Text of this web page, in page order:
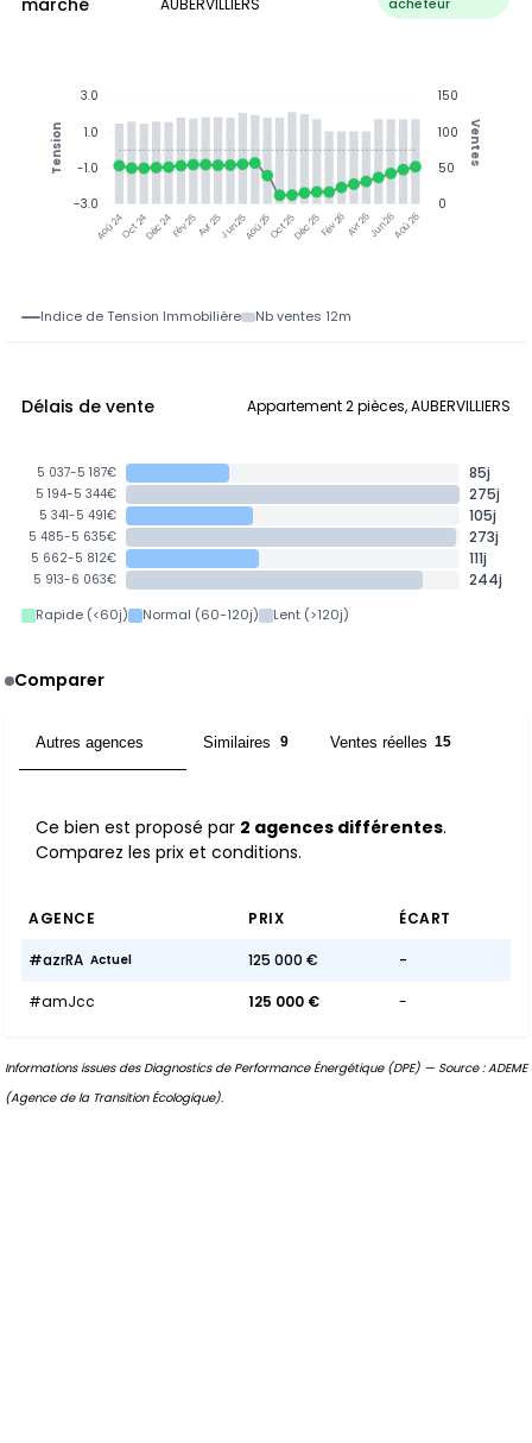
marché
AUBERVILLIERS
Aoû 24Oct 24Déc 24Fév 25Avr 25Jun 25Aoû 25Oct 25Déc 25Fév 26Avr 26Jun 26Aoû 26
150
100
50
0
Ventes
3.0
1.0
-1.0
-3.0
Tension
Indice de Tension Immobilière Nb ventes 12m
Délais de vente Appartement 2 pièces, AUBERVILLIERS
5 037-5 187€ 85j
5 194-5 344€ 275j
5 341-5 491€ 105j
5 485-5 635€ 273j
5 662-5 812€ 111j
5 913-6 063€ 244j
Rapide (<60j) Normal (60-120j) Lent (>120j)
Comparer
Autres agences Similaires 9 Ventes réelles 15
Ce bien est proposé par 2 agences différentes.
Comparez les prix et conditions.
AGENCE PRIX ÉCART
#azrRA Actuel 125 000 € -
#amJcc 125 000 € -
Informations issues des Diagnostics de Performance Énergétique (DPE) — Source : ADEME
(Agence de la Transition Écologique).